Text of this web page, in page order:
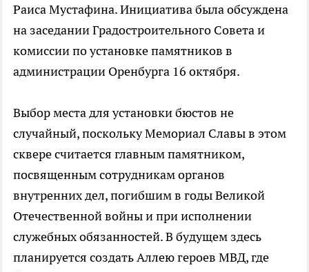
Раиса Мустафина. Инициатива была обсуждена
на заседании Градостроительного Совета и
комиссии по установке памятников в
администрации Оренбурга 16 октября.
Выбор места для установки бюстов не
случайный, поскольку Мемориал Славы в этом
сквере считается главным памятником,
посвященным сотрудникам органов
внутренних дел, погибшим в годы Великой
Отечественной войны и при исполнении
служебных обязанностей. В будущем здесь
планируется создать Аллею героев МВД, где